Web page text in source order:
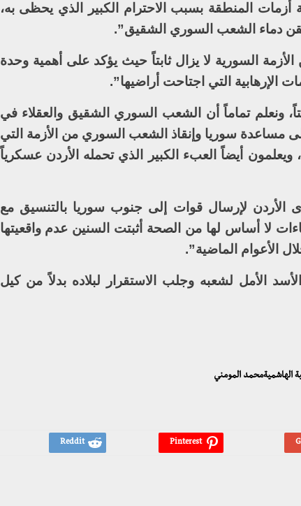
أزمات المنطقة بسبب الاحترام الكبير الذي يحظى به،
دماء الشعب السوري الشقيق”.
السورية لا يزال ثابتاً حيث يؤكد على أهمية وحدة
الإرهابية التي اجتاحت أراضيها”.
ونعلم تماماً أن الشعب السوري الشقيق والعقلاء في
مساعدة سوريا وإنقاذ الشعب السوري من الأزمة التي
أيضاً العبء الكبير الذي تحمله الأردن عسكرياً
لإرسال قوات إلى جنوب سوريا بالتنسيق مع
لا أساس لها من الصحة أثبتت السنين عدم واقعيتها
الأعوام الماضية”.
الأمل لشعبه وجلب الاستقرار لبلاده بدلاً من كيل
الهاشميةمحمد المومني